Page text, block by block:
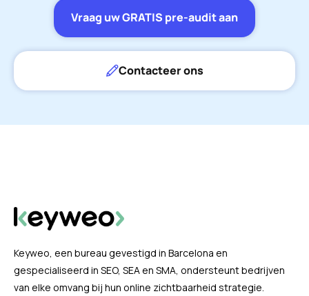
Vraag uw GRATIS pre-audit aan
Contacteer ons
Keyweo, een bureau gevestigd in Barcelona en
gespecialiseerd in SEO, SEA en SMA, ondersteunt bedrijven
van elke omvang bij hun online zichtbaarheid strategie.